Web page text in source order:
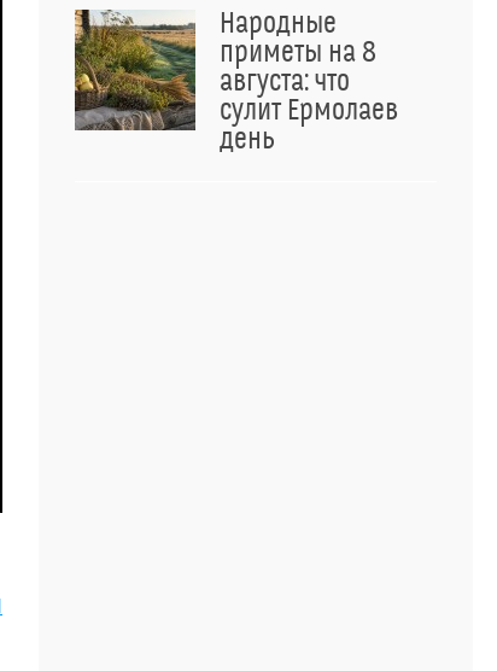
Народные
приметы на 8
августа: что
сулит Ермолаев
день